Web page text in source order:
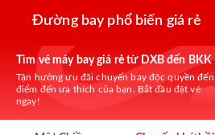
Đường bay phổ biến giá rẻ
Tìm vé máy bay giá rẻ từ DXB đến BKK
Tận hưởng ưu đãi chuyến bay độc quyền đến
điểm đến ưa thích của bạn. Bắt đầu đặt vé
ngay!